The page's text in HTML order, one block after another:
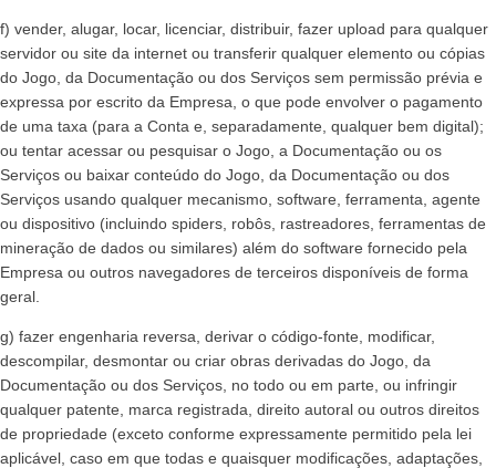
f) vender, alugar, locar, licenciar, distribuir, fazer upload para qualquer
servidor ou site da internet ou transferir qualquer elemento ou cópias
do Jogo, da Documentação ou dos Serviços sem permissão prévia e
expressa por escrito da Empresa, o que pode envolver o pagamento
de uma taxa (para a Conta e, separadamente, qualquer bem digital);
ou tentar acessar ou pesquisar o Jogo, a Documentação ou os
Serviços ou baixar conteúdo do Jogo, da Documentação ou dos
Serviços usando qualquer mecanismo, software, ferramenta, agente
ou dispositivo (incluindo spiders, robôs, rastreadores, ferramentas de
mineração de dados ou similares) além do software fornecido pela
Empresa ou outros navegadores de terceiros disponíveis de forma
geral.
g) fazer engenharia reversa, derivar o código-fonte, modificar,
descompilar, desmontar ou criar obras derivadas do Jogo, da
Documentação ou dos Serviços, no todo ou em parte, ou infringir
qualquer patente, marca registrada, direito autoral ou outros direitos
de propriedade (exceto conforme expressamente permitido pela lei
aplicável, caso em que todas e quaisquer modificações, adaptações,